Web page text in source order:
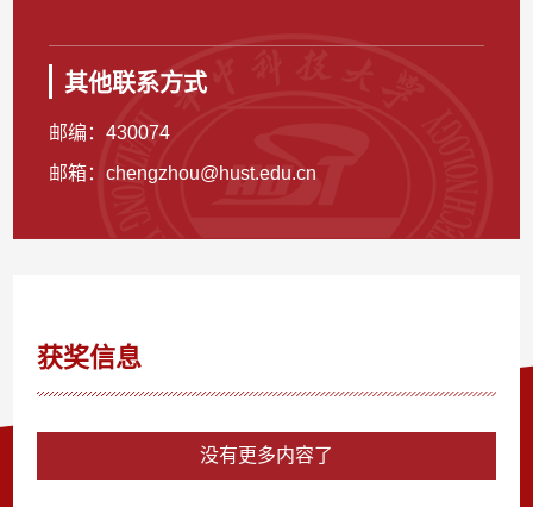
其他联系方式
邮编：430074
邮箱：chengzhou@hust.edu.cn
获奖信息
没有更多内容了